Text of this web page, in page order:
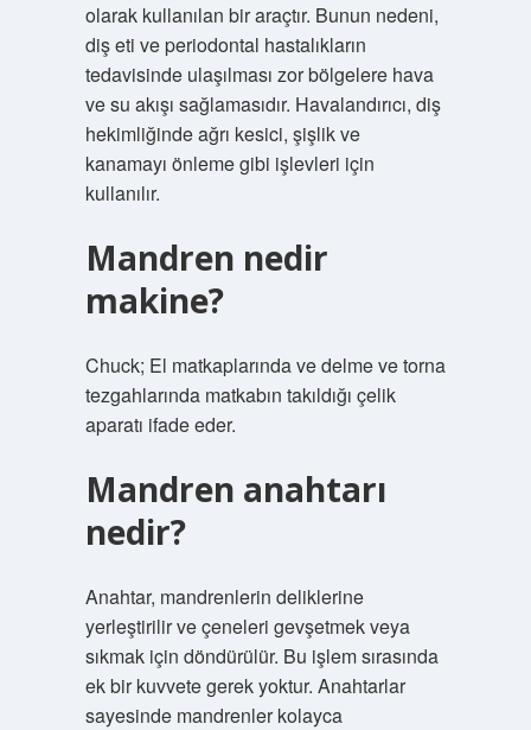
olarak kullanılan bir araçtır. Bunun nedeni,
diş eti ve periodontal hastalıkların
tedavisinde ulaşılması zor bölgelere hava
ve su akışı sağlamasıdır. Havalandırıcı, diş
hekimliğinde ağrı kesici, şişlik ve
kanamayı önleme gibi işlevleri için
kullanılır.
Mandren nedir
makine?
Chuck; El matkaplarında ve delme ve torna
tezgahlarında matkabın takıldığı çelik
aparatı ifade eder.
Mandren anahtarı
nedir?
Anahtar, mandrenlerin deliklerine
yerleştirilir ve çeneleri gevşetmek veya
sıkmak için döndürülür. Bu işlem sırasında
ek bir kuvvete gerek yoktur. Anahtarlar
sayesinde mandrenler kolayca